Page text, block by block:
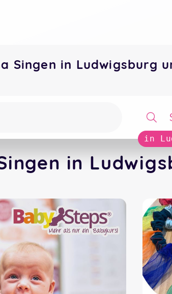
Singen in Ludwigsburg
in
in